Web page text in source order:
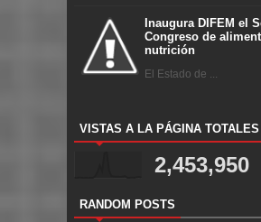
Inaugura DIFEM el
Congreso de
nutrición
El Estado de ...
VISTAS A LA PÁGINA TOTALES
2,453,950
RANDOM POSTS